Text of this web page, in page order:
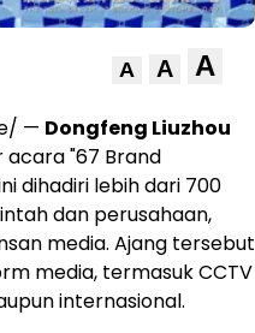
A A A
— Dongfeng Liuzhou
acara "67 Brand
dihadiri lebih dari 700
dan perusahaan,
media. Ajang tersebut
media, termasuk CCTV
internasional.